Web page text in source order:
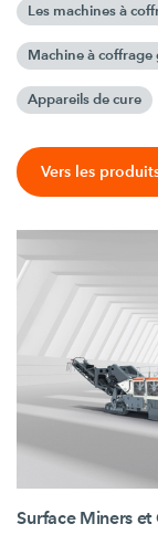
Les machines à
Machine à coffrage
Appareils de cure
Vers les
Surface Miners